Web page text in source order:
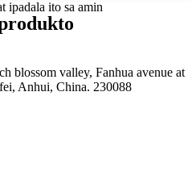
ipadala ito sa amin
blossom valley, Fanhua avenue at
Anhui, China. 230088